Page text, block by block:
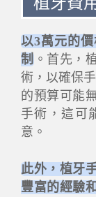
以3萬元的
制。首先，
術，以確保
的預算可能
手術，這可
意。
此外，植牙
豐富的經驗